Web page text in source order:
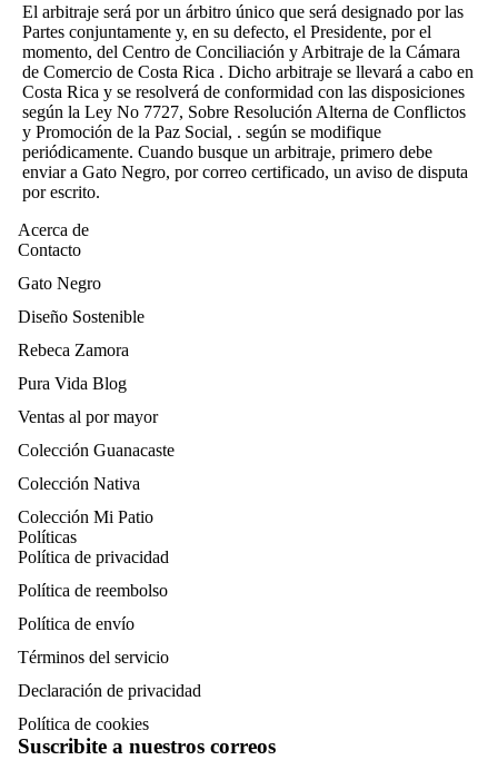
El arbitraje será por un árbitro único que será designado por las
Partes conjuntamente y, en su defecto, el Presidente, por el
momento, del Centro de Conciliación y Arbitraje de la Cámara
de Comercio de Costa Rica . Dicho arbitraje se llevará a cabo en
Costa Rica y se resolverá de conformidad con las disposiciones
según la Ley No 7727, Sobre Resolución Alterna de Conflictos
y Promoción de la Paz Social, . según se modifique
periódicamente. Cuando busque un arbitraje, primero debe
enviar a Gato Negro, por correo certificado, un aviso de disputa
por escrito.
Acerca de
Contacto
Gato Negro
Diseño Sostenible
Rebeca Zamora
Pura Vida Blog
Ventas al por mayor
Colección Guanacaste
Colección Nativa
Colección Mi Patio
Políticas
Política de privacidad
Política de reembolso
Política de envío
Términos del servicio
Declaración de privacidad
Política de cookies
Suscribite a nuestros correos